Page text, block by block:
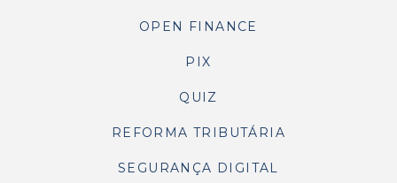
OPEN FINANCE
PIX
QUIZ
REFORMA TRIBUTÁRIA
SEGURANÇA DIGITAL